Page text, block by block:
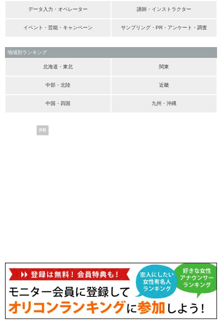
データ入力・オペレーター 講師・インストラクター
イベント・芸能・キャンペーン サンプリング・PR・アンケート・調査
地域別ランキング
北海道・東北 関東
中部・北陸 近畿
中国・四国 九州・沖縄
PR